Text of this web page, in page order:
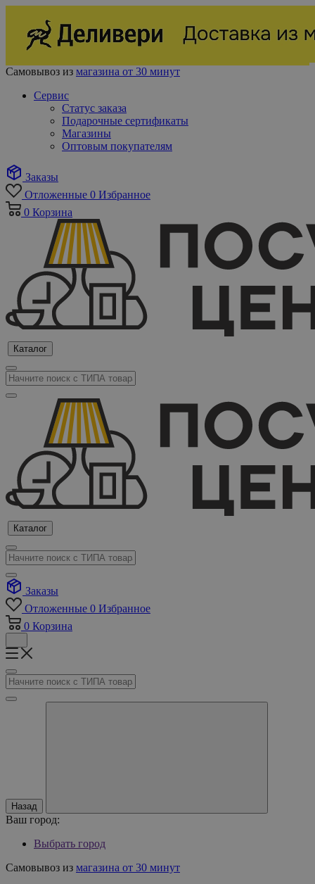
Самовывоз из магазина от 30 минут
Сервис
Статус заказа
Подарочные сертификаты
Магазины
Оптовым покупателям
Заказы
Отложенные 0 Избранное
0 Корзина
Каталог
Каталог
Заказы
Отложенные 0 Избранное
0 Корзина
Назад
Ваш город:
Выбрать город
Самовывоз из магазина от 30 минут